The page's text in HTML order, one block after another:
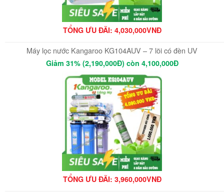
TỔNG ƯU ĐÃI: 4,030,000VNĐ
Máy lọc nước Kangaroo KG104AUV – 7 lõi có đèn UV
Giảm 31% (2,190,000Đ) còn 4,100,000Đ
TỔNG ƯU ĐÃI: 3,960,000VNĐ